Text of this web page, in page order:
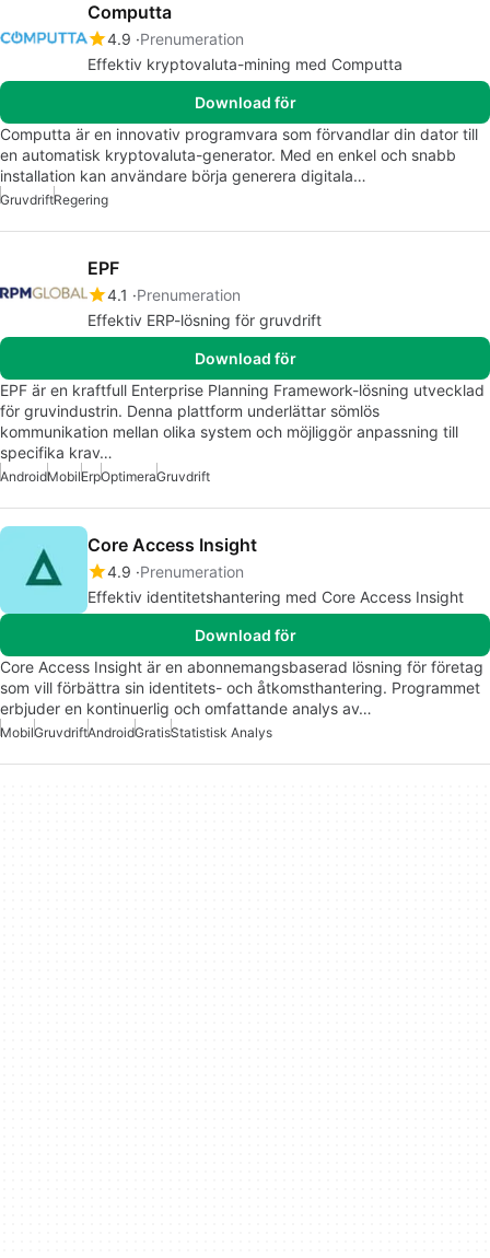
Computta
4.9 Prenumeration
Effektiv kryptovaluta-mining med Computta
Download för
Computta är en innovativ programvara som förvandlar din dator till
en automatisk kryptovaluta-generator. Med en enkel och snabb
installation kan användare börja generera digitala…
GruvdriftRegering
EPF
4.1
Prenumeration
Effektiv ERP-lösning för gruvdrift
Download för
EPF är en kraftfull Enterprise Planning Framework-lösning utvecklad
för gruvindustrin. Denna plattform underlättar sömlös
kommunikation mellan olika system och möjliggör anpassning till
specifika krav…
AndroidMobilErpOptimeraGruvdrift
Core Access Insight
4.9 Prenumeration
Effektiv identitetshantering med Core Access Insight
Download för
Core Access Insight är en abonnemangsbaserad lösning för företag
som vill förbättra sin identitets- och åtkomsthantering. Programmet
erbjuder en kontinuerlig och omfattande analys av…
MobilGruvdriftAndroidGratisStatistisk Analys